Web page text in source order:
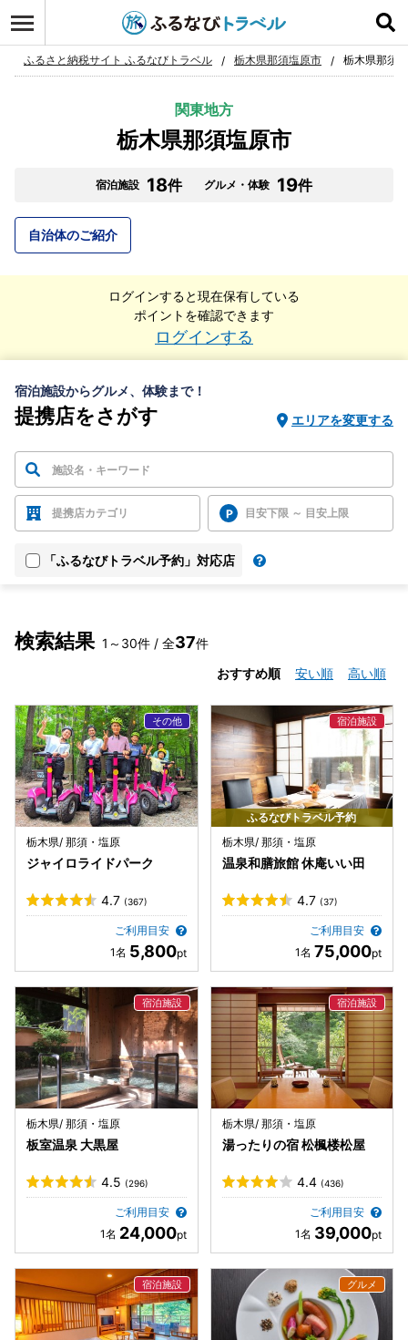
ふるさと納税サイト ふるなびトラベル 栃木県那須塩原市 栃木県那須
関東地方
栃木県那須塩原市
宿泊施設 18件 グルメ・体験 19件
自治体のご紹介
ログインすると現在保有している
ポイントを確認できます
ログインする
宿泊施設からグルメ、体験まで！
提携店をさがす エリアを変更する
提携店カテゴリ 目安下限 ～ 目安上限
「ふるなびトラベル予約」対応店
検索結果 1～30件 / 全37件
おすすめ順
安い順 高い順
栃木県/ 那須・塩原
ジャイロライドパーク
4.7 (367)
ご利用目安
5,800
ふるなびトラベル予約
栃木県/ 那須・塩原
温泉和膳旅館 休庵いい田
4.7 (37)
ご利用目安
75,000
栃木県/ 那須・塩原
板室温泉 大黒屋
4.5 (296)
ご利用目安
24,000
栃木県/ 那須・塩原
湯ったりの宿 松楓楼松屋
4.4 (436)
ご利用目安
39,000